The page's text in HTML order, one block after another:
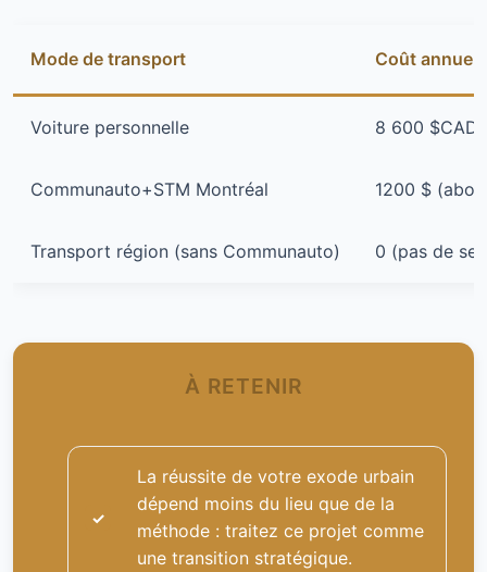
Mode de transport Coût annuel
Voiture personnelle 8 600
Communauto+STM Montréal 1200 $
Transport région (sans Communauto) 0 (pas de
À RETENIR
La réussite de votre exode urbain
dépend moins du lieu que de la
méthode : traitez ce projet comme
une transition stratégique.